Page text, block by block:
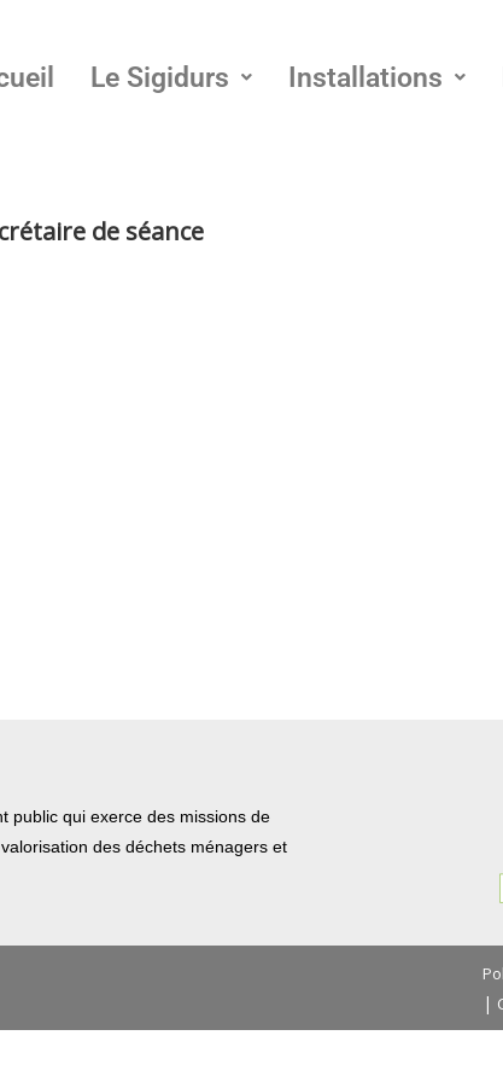
Le Sigidurs Installations
de séance
public qui exerce des missions de
des déchets ménagers et
|